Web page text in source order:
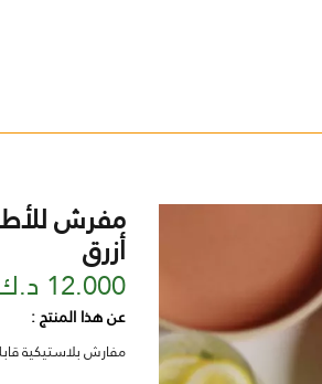
مفرش
أزرق
12.000 د.ك
عن هذا المنتج :
مفارش بلاستيكية قابلة